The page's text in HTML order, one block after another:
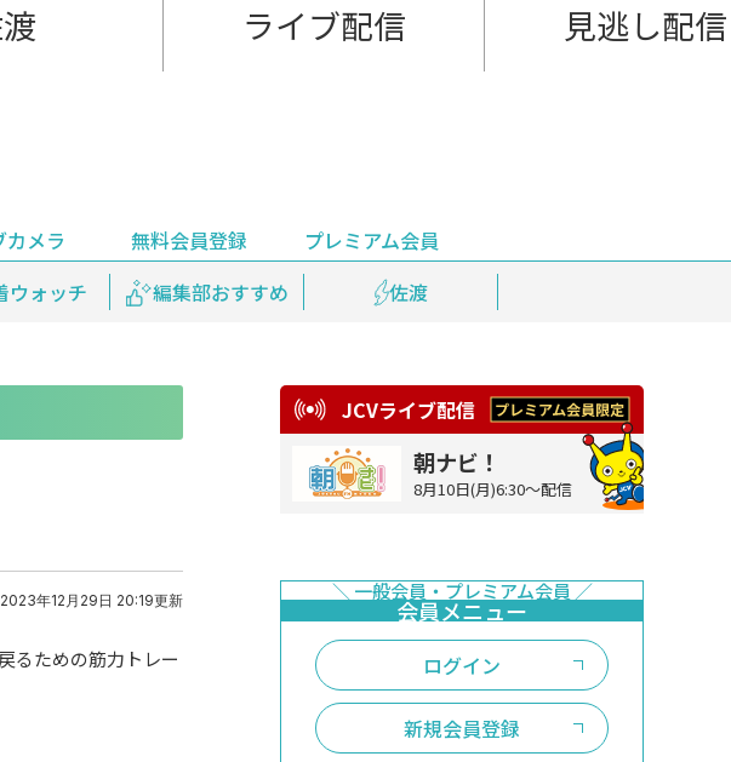
ライブ配信 見逃し配信
ウォッチ 編集部おすすめ 佐渡
上越妙高百景 鉄道情報
カメラ 無料会員登録
プレミアム会員
プレミアム会員登録
2023年12月29日 20:19更新
るための筋力トレー
JCVライブ配信
朝ナビ！
8月10日(月)6:30～配信
ログイン
新規会員登録